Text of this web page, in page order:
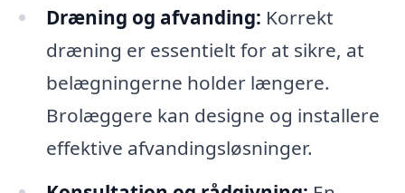
Dræning og afvanding: Korrekt
dræning er essentielt for at sikre, at
belægningerne holder længere.
Brolæggere kan designe og installere
effektive afvandingsløsninger.